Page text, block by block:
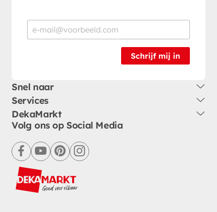
Schrijf mij in
Snel naar
Services
DekaMarkt
Volg ons op Social Media
facebookyoutubepinterestinstagram